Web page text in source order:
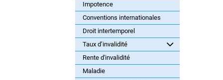
Impotence
Conventions internationales
Droit intertemporel
Taux d’invalidité
Rente d'invalidité
Maladie